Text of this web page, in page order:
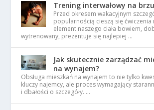
Trening interwałowy na
Przed okresem wakacyjnym
popularnością cieszą się ćwiczenia
element naszego ciała bowiem,
wytrenowany, prezentuje się najlepiej …
Jak skutecznie zarządzać
na wynajem?
Obsługa mieszkań na wynajem to nie tylko
kluczy najemcy, ale proces wymagający
i dbałości o szczegóły. …